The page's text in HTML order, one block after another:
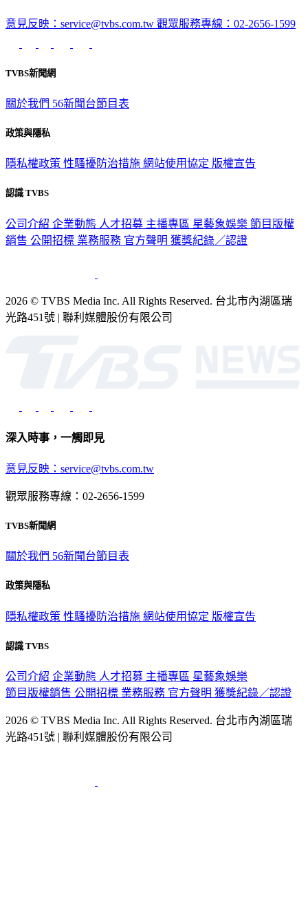
意見反映：service@tvbs.com.tw 觀眾服務專線：02-2656-1599
TVBS新聞網
關於我們 56新聞台節目表
政策與隱私
隱私權政策 性騷擾防治措施 網站使用協定 版權宣告
認識 TVBS
公司介紹 企業動態 人才招募 主播專區 星藝象娛樂 節目版權
銷售 公開招標 業務服務 官方聲明 獲獎紀錄／認證
2026 © TVBS Media Inc. All Rights Reserved. 台北市內湖區瑞
光路451號 | 聯利媒體股份有限公司
深入時事，一觸即見
意見反映：service@tvbs.com.tw
觀眾服務專線：02-2656-1599
TVBS新聞網
關於我們 56新聞台節目表
政策與隱私
隱私權政策 性騷擾防治措施 網站使用協定 版權宣告
認識 TVBS
公司介紹 企業動態 人才招募 主播專區 星藝象娛樂
節目版權銷售 公開招標 業務服務 官方聲明 獲獎紀錄／認證
2026 © TVBS Media Inc. All Rights Reserved. 台北市內湖區瑞
光路451號 | 聯利媒體股份有限公司